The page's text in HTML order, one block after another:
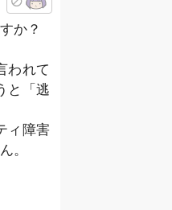
か？
われて
と「逃
ィ障害
。